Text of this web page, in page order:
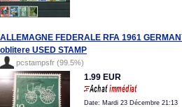
ALLEMAGNE FEDERALE RFA 1961
oblitere USED STAMP
pcstampsfr (99.5%)
1.99 EUR
Date: Mardi 23 Décembre 21:13